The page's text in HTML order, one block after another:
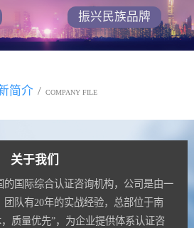
振兴民族品牌
简介 / COMPANY FILE
关于我们
的国际综合认证咨询机构，公司是由一
队有20年的实战经验，总部位于南
质量优先”，为企业提供体系认证咨